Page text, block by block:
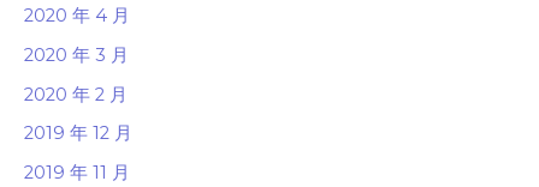
2020 年 4 月
2020 年 3 月
2020 年 2 月
2019 年 12 月
2019 年 11 月